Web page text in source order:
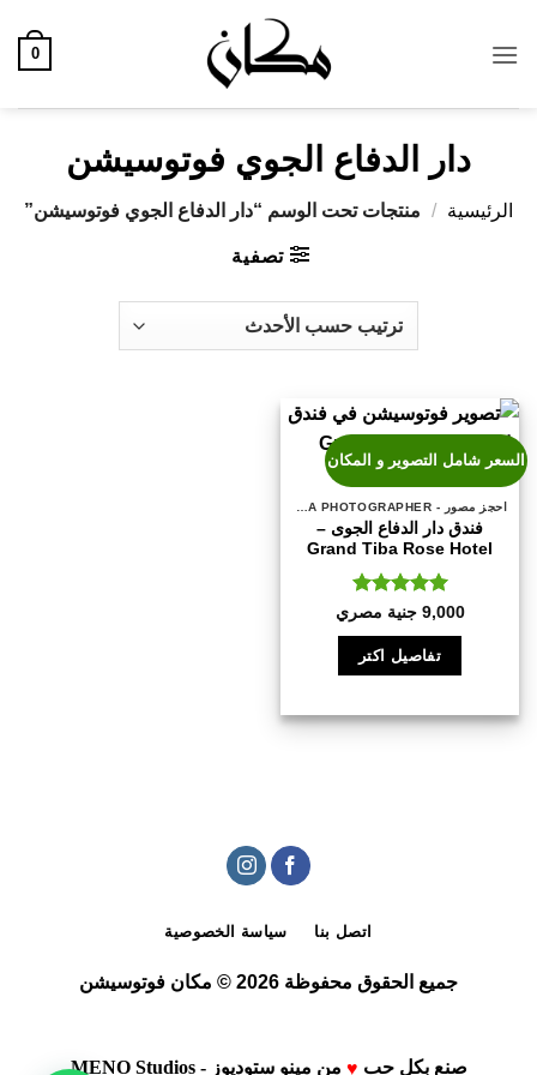
للمحتوى
0
دار الدفاع الجوي فوتوسيشن
الرئيسية / منتجات تحت الوسم “دار الدفاع الجوي فوتوسيشن”
تصفية
السعر شامل التصوير و المكان
فندق دار الدفاع الجوى –
Grand Tiba Rose Hotel
تم التقييم
9,000 جنية مصري
تفاصيل اكتر
اتصل بنا سياسة الخصوصية
جميع الحقوق محفوظة 2026 © مكان فوتوسيشن
صنع بكل حب ♥ من مينو ستوديوز - MENO Studios